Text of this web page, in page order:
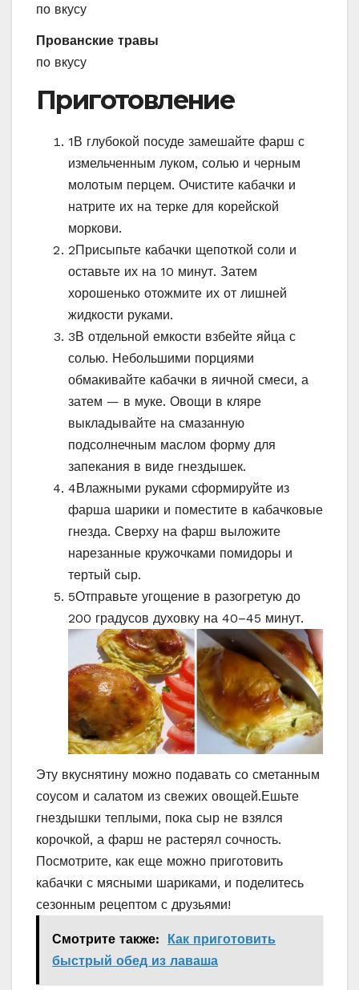
по вкусу
Прованские травы
по вкусу
Приготовление
1 В глубокой посуде замешайте фарш с
измельченным луком, солью и черным
молотым перцем. Очистите кабачки и
натрите их на терке для корейской
моркови.
2Присыпьте кабачки щепоткой соли и
оставьте их на 10 минут. Затем
хорошенько отожмите их от лишней
жидкости руками.
3В отдельной емкости взбейте яйца с
солью. Небольшими порциями
обмакивайте кабачки в яичной смеси, а
затем — в муке. Овощи в кляре
выкладывайте на смазанную
подсолнечным маслом форму для
запекания в виде гнездышек.
4Влажными руками сформируйте из
фарша шарики и поместите в кабачковые
гнезда. Сверху на фарш выложите
нарезанные кружочками помидоры и
тертый сыр.
5Отправьте угощение в разогретую до
200 градусов духовку на 40–45 минут.
Эту вкуснятину можно подавать со сметанным
соусом и салатом из свежих овощей.Ешьте
гнездышки теплыми, пока сыр не взялся
корочкой, а фарш не растерял сочность.
Посмотрите, как еще можно приготовить
кабачки с мясными шариками, и поделитесь
сезонным рецептом с друзьями!
Смотрите также:
Как приготовить
быстрый обед из лаваша